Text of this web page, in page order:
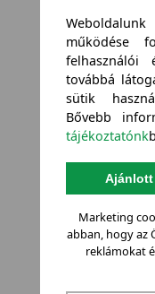
működése
felhasználói
továbbá
sütik
Bővebb
tájékoztatónk
Marketing
abban, hogy az
reklámokat